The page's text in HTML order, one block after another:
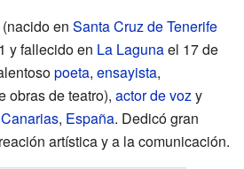
(nacido en Santa Cruz de Tenerife
y fallecido en La Lagunael 17 de
poeta, ensayista,
obras de teatro), actor de vozy
, España. Dedicó gran
artística y a la comunicación.